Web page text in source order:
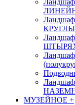
МУЗЕЙНОЕ +